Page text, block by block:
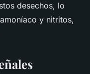
desechos, lo
y nitritos,